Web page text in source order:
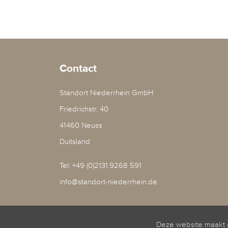
Contact
Standort Niederrhein GmbH
Friedrichstr. 40
41460 Neuss
Duitsland
Tel: +49 (0)2131.9268 591
info@standort-niederrhein.de
Deze website maakt